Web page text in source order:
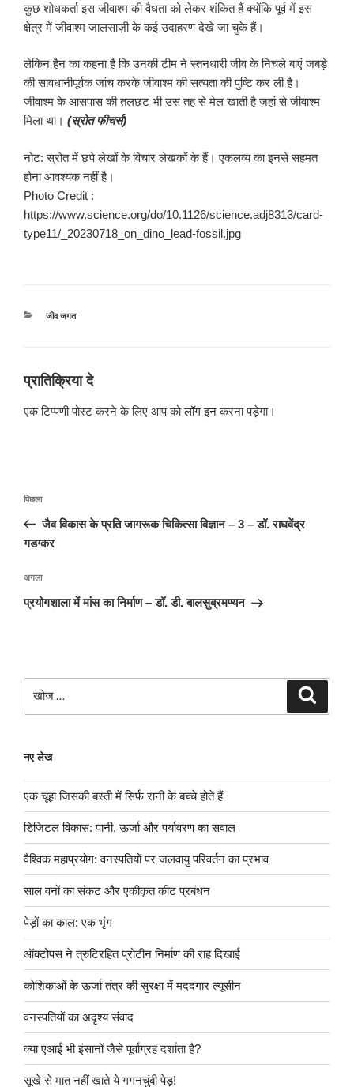
कुछ शोधकर्ता इस जीवाश्म की वैधता को लेकर शंकित हैं क्योंकि पूर्व में इस
क्षेत्र में जीवाश्म जालसाज़ी के कई उदाहरण देखे जा चुके हैं।
लेकिन हैन का कहना है कि उनकी टीम ने स्तनधारी जीव के निचले बाएं जबड़े
की सावधानीपूर्वक जांच करके जीवाश्म की सत्यता की पुष्टि कर ली है।
जीवाश्म के आसपास की तलछट भी उस तह से मेल खाती है जहां से जीवाश्म
मिला था। (स्रोत फीचर्स)
नोट: स्रोत में छपे लेखों के विचार लेखकों के हैं। एकलव्य का इनसे सहमत
होना आवश्यक नहीं है।
Photo Credit :
https://www.science.org/do/10.1126/science.adj8313/card-
type11/_20230718_on_dino_lead-fossil.jpg
श्रेणियाँ
जीव जगत
प्रातिक्रिया दे
एक टिप्पणी पोस्ट करने के लिए आप कोलॉग इनकरना पड़ेगा।
पोस्ट
पिछला
पोस्ट:
पिछला
जैव विकास के प्रति जागरूक चिकित्सा विज्ञान – 3 – डॉ. राघवेंद्र
गडग्कर
अगली
पोस्ट
अगला
प्रयोगशाला में मांस का निर्माण – डॉ. डी. बालसुब्रमण्यन
खोजे
नए लेख
एक चूहा जिसकी बस्ती में सिर्फ रानी के बच्चे होते हैं
डिजिटल विकास: पानी, ऊर्जा और पर्यावरण का सवाल
वैश्विक महाप्रयोग: वनस्पतियों पर जलवायु परिवर्तन का प्रभाव
साल वनों का संकट और एकीकृत कीट प्रबंधन
पेड़ों का काल: एक भृंग
ऑक्टोपस ने त्रुटिरहित प्रोटीन निर्माण की राह दिखाई
कोशिकाओं के ऊर्जा तंत्र की सुरक्षा में मददगार ल्यूसीन
वनस्पतियों का अदृश्य संवाद
क्या एआई भी इंसानों जैसे पूर्वाग्रह दर्शाता है?
सूखे से मात नहीं खाते ये गगनचुंबी पेड़!